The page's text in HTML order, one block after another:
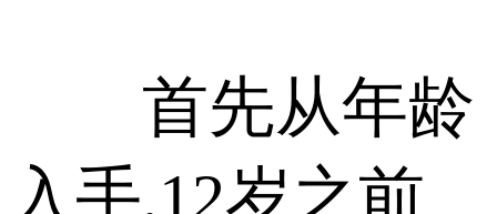
首先从年龄
入手,12岁之前